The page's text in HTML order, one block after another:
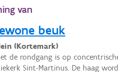
van
beuk
(Kortemark)
de rondgang is op
Sint-Martinus. De haag